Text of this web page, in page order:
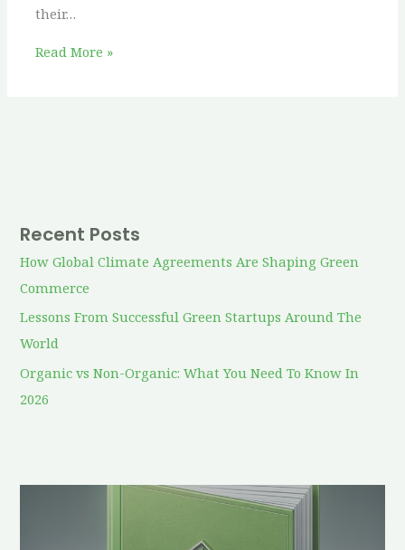
Recent Posts
How Global Climate Agreements Are Shaping Green
Commerce
Lessons From Successful Green Startups Around The
World
Organic vs Non-Organic: What You Need To Know In
2026
their…
Read More »